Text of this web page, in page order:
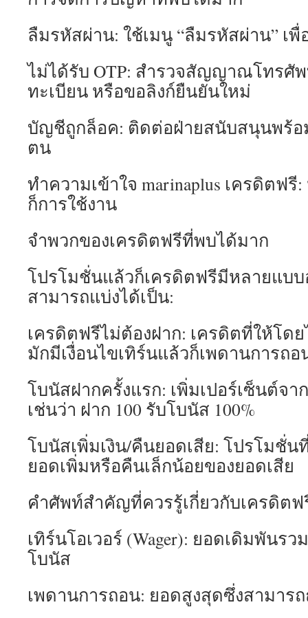
ลืมรหัสผ่าน: ใช้เมนู “ลืมรหัสผ่าน” เพื่
ไม่ได้รับ OTP: สำรวจสัญญาณโทรศั
ทะเบียน หรือขอลิงก์ยืนยันใหม่
บัญชีถูกล็อค: ติดต่อฝ่ายสนับสนุนพร้
ตน
ทำความเข้าใจ marinaplus เครดิตฟรี
ก็การใช้งาน
จำพวกของเครดิตฟรีที่พบได้มาก
โปรโมชั่นแล้วก็เครดิตฟรีมีหลายแบบ
สามารถแบ่งได้เป็น:
เครดิตฟรีไม่ต้องฝาก: เครดิตที่ให้โด
มักมีเงื่อนไขเทิร์นแล้วก็เพดานการถอ
โบนัสฝากครั้งแรก: เพิ่มเปอร์เซ็นต์จ
เช่นว่า ฝาก 100 รับโบนัส 100%
โบนัสเพิ่มเงิน/คืนยอดเสีย: โปรโมชั่น
ยอดเพิ่มหรือคืนเล็กน้อยของยอดเสีย
คำศัพท์สำคัญที่ควรรู้เกี่ยวกับเครดิตฟ
เทิร์นโอเวอร์ (Wager): ยอดเดิมพันร
โบนัส
เพดานการถอน: ยอดสูงสุดซึ่งสามาร